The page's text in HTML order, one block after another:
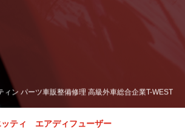
ン パーツ車販整備修理 高級外車総合企業T-WEST
ティ エアディフューザー